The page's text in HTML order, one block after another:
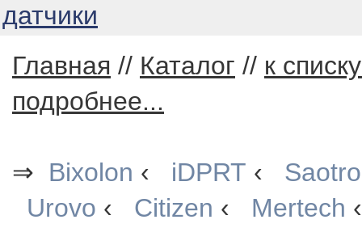
датчики
Главная // Каталог // к
подробнее...
⇒ Bixolon ‹ iDPRT ‹
Urovo ‹ Citizen ‹ Mertech